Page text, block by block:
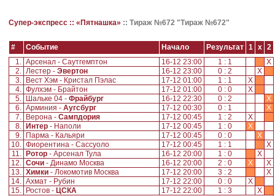
Супер-экспресс :: «Пятнашка» :: Тираж №672 "Тираж №672"
# Событие Начало Результат 1 x
2
1. Арсенал - Саутгемптон 16-12 23:00 1 : 1
X
2. Лестер - Эвертон 16-12 23:00 0 : 2
X
3.
Вест Хэм - Кристал Пэлас 17-12 01:00 1 : 1
X
4. Фулхэм - Брайтон 17-12 01:00 0 : 0
X
5.
Шальке 04 - Фрайбург 16-12 22:30 0 : 2
X
6. Арминия - Аугсбург 17-12 00:30 0 : 1
X
7.
Верона - Сампдория 17-12 00:45 1 : 2
X
8.
Интер - Наполи 17-12 00:45 1 : 0
X
9.
Парма - Кальяри 17-12 00:45 0 : 0
X
10. Фиорентина - Сассуоло 17-12 00:45 1 : 1
X
11.
Ротор - Арсенал Тула 16-12 20:00 1 : 0
X
12. Сочи - Динамо Москва 16-12 20:00 2 : 0 X
X
13. Химки - Локомотив Москва 17-12 20:00 3 : 2
X
14. Ахмат - Рубин 17-12 22:00 0 : 0
X
15.
Ростов - ЦСКА 17-12 22:00 1 : 3
X